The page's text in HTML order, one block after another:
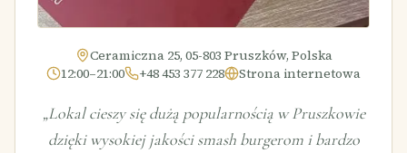
Ceramiczna 25, 05-803 Pruszków, Polska
12:00–21:00
+48 453 377 228 Strona internetowa
„Lokal cieszy się dużą popularnością w Pruszkowie
dzięki wysokiej jakości smash burgerom i bardzo